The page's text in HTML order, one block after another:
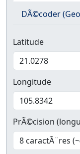
DÃ©coder
Latitude
Longitude
PrÃ©cision